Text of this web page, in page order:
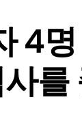
4명
를